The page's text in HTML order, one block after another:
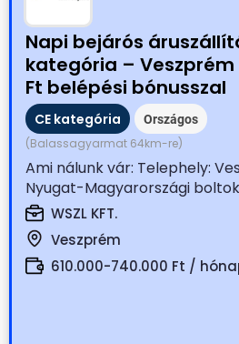
Napi bejárós
kategória – Veszprém
Ft belépési bónusszal
CE kategória Országos
(Balassagyarmat 64km-re)
Ami nálunk vár: Telephely:
Nyugat-Magyarországi
WSZL KFT.
Veszprém
610.000-740.000 Ft /